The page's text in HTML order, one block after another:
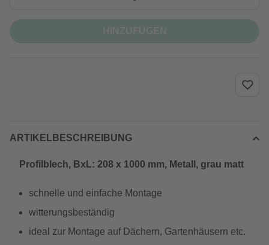
ARTIKELBESCHREIBUNG
Profilblech, BxL: 208 x 1000 mm, Metall, grau matt
schnelle und einfache Montage
witterungsbeständig
ideal zur Montage auf Dächern, Gartenhäusern etc.